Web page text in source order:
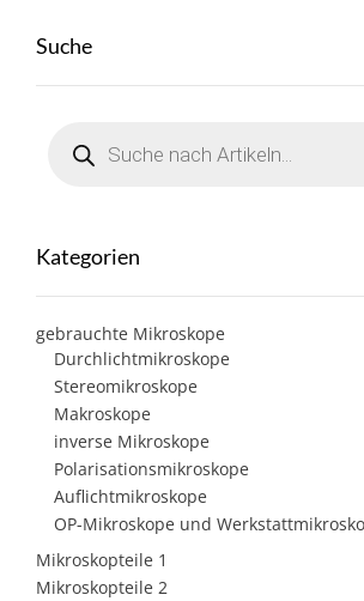
Suche
search
Kategorien
gebrauchte Mikroskope
Durchlichtmikroskope
Stereomikroskope
Makroskope
inverse Mikroskope
Polarisationsmikroskope
Auflichtmikroskope
OP-Mikroskope und
Mikroskopteile 1
Mikroskopteile 2